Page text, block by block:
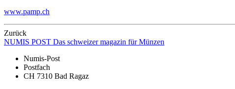
www.pamp.ch
Zurück
NUMIS POST Das schweizer magazin für Münzen
Numis-Post
Postfach
CH 7310 Bad Ragaz